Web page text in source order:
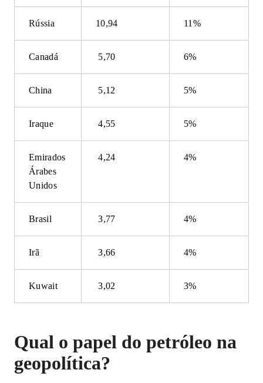
Rússia 10,94 11%
Canadá 5,70 6%
China 5,12 5%
Iraque 4,55 5%
Emirados
Árabes
Unidos
4,24 4%
Brasil 3,77 4%
Irã 3,66 4%
Kuwait 3,02 3%
Qual o papel do petróleo na
geopolítica?